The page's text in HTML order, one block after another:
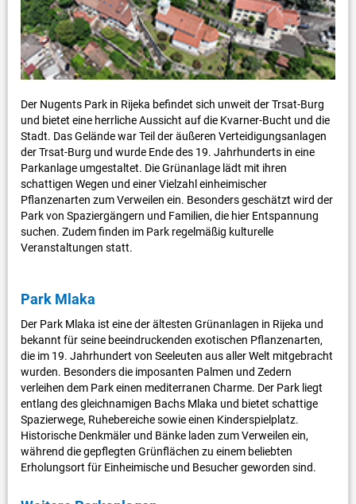
Der Nugents Park in Rijeka befindet sich unweit der Trsat-Burg
und bietet eine herrliche Aussicht auf die Kvarner-Bucht und die
Stadt. Das Gelände war Teil der äußeren Verteidigungsanlagen
der Trsat-Burg und wurde Ende des 19. Jahrhunderts in eine
Parkanlage umgestaltet. Die Grünanlage lädt mit ihren
schattigen Wegen und einer Vielzahl einheimischer
Pflanzenarten zum Verweilen ein. Besonders geschätzt wird der
Park von Spaziergängern und Familien, die hier Entspannung
suchen. Zudem finden im Park regelmäßig kulturelle
Veranstaltungen statt.
Park Mlaka
Der Park Mlaka ist eine der ältesten Grünanlagen in Rijeka und
bekannt für seine beeindruckenden exotischen Pflanzenarten,
die im 19. Jahrhundert von Seeleuten aus aller Welt mitgebracht
wurden. Besonders die imposanten Palmen und Zedern
verleihen dem Park einen mediterranen Charme. Der Park liegt
entlang des gleichnamigen Bachs Mlaka und bietet schattige
Spazierwege, Ruhebereiche sowie einen Kinderspielplatz.
Historische Denkmäler und Bänke laden zum Verweilen ein,
während die gepflegten Grünflächen zu einem beliebten
Erholungsort für Einheimische und Besucher geworden sind.